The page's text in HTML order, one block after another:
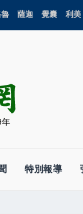
薩迦 覺囊 利美
年
特別報導